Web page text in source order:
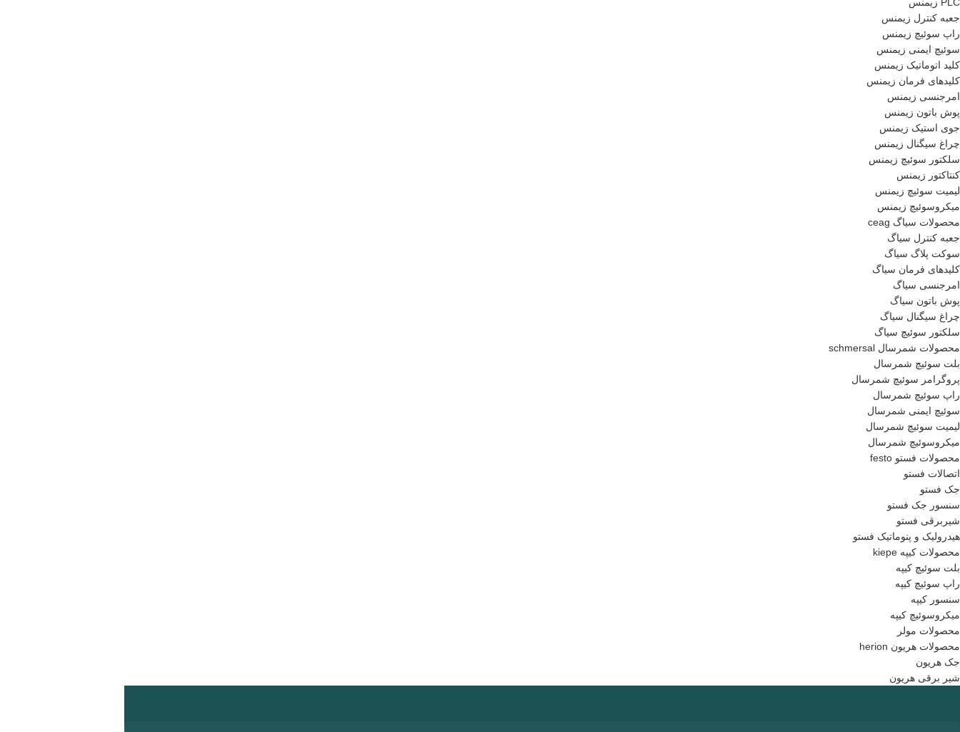
PLC زیمنس
جعبه کنترل زیمنس
راپ سوئیچ زیمنس
سوئیچ ایمنی زیمنس
کلید اتوماتیک زیمنس
کلیدهای فرمان زیمنس
امرجنسی زیمنس
پوش باتون زیمنس
جوی استیک زیمنس
چراغ سیگنال زیمنس
سلکتور سوئیچ زیمنس
کنتاکتور زیمنس
لیمیت سوئیچ زیمنس
میکروسوئیچ زیمنس
محصولات سیاگ ceag
جعبه کنترل سیاگ
سوکت پلاگ سیاگ
کلیدهای فرمان سیاگ
امرجنسی سیاگ
پوش باتون سیاگ
چراغ سیگنال سیاگ
سلکتور سوئیچ سیاگ
محصولات شمرسال schmersal
بلت سوئیچ شمرسال
پروگرامر سوئیچ شمرسال
راپ سوئیچ شمرسال
سوئیچ ایمنی شمرسال
لیمیت سوئیچ شمرسال
میکروسوئیچ شمرسال
محصولات فستو festo
اتصالات فستو
جک فستو
سنسور جک فستو
شیربرقی فستو
هیدرولیک و پنوماتیک فستو
محصولات کیپه kiepe
بلت سوئیچ کیپه
راپ سوئیچ کیپه
سنسور کیپه
میکروسوئیچ کیپه
محصولات مولر
محصولات هریون herion
جک هریون
شیر برقی هریون